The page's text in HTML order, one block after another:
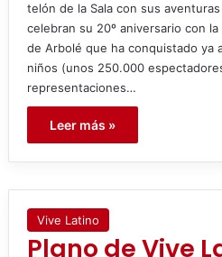
telón de la Sala con sus
celebran su 20º aniversario con
de Arbolé que ha conquistado ya
niños (unos 250.000
representaciones…
Leer más »
Vive Latino
Plano de Vive